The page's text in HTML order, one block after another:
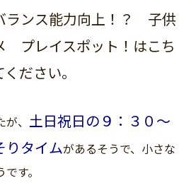
ランス能力向上！？ 子供
プレイスポット！はこち
ださい。
、 土日祝日の９：３０〜
りタイムがあるそうで、小さな
す。